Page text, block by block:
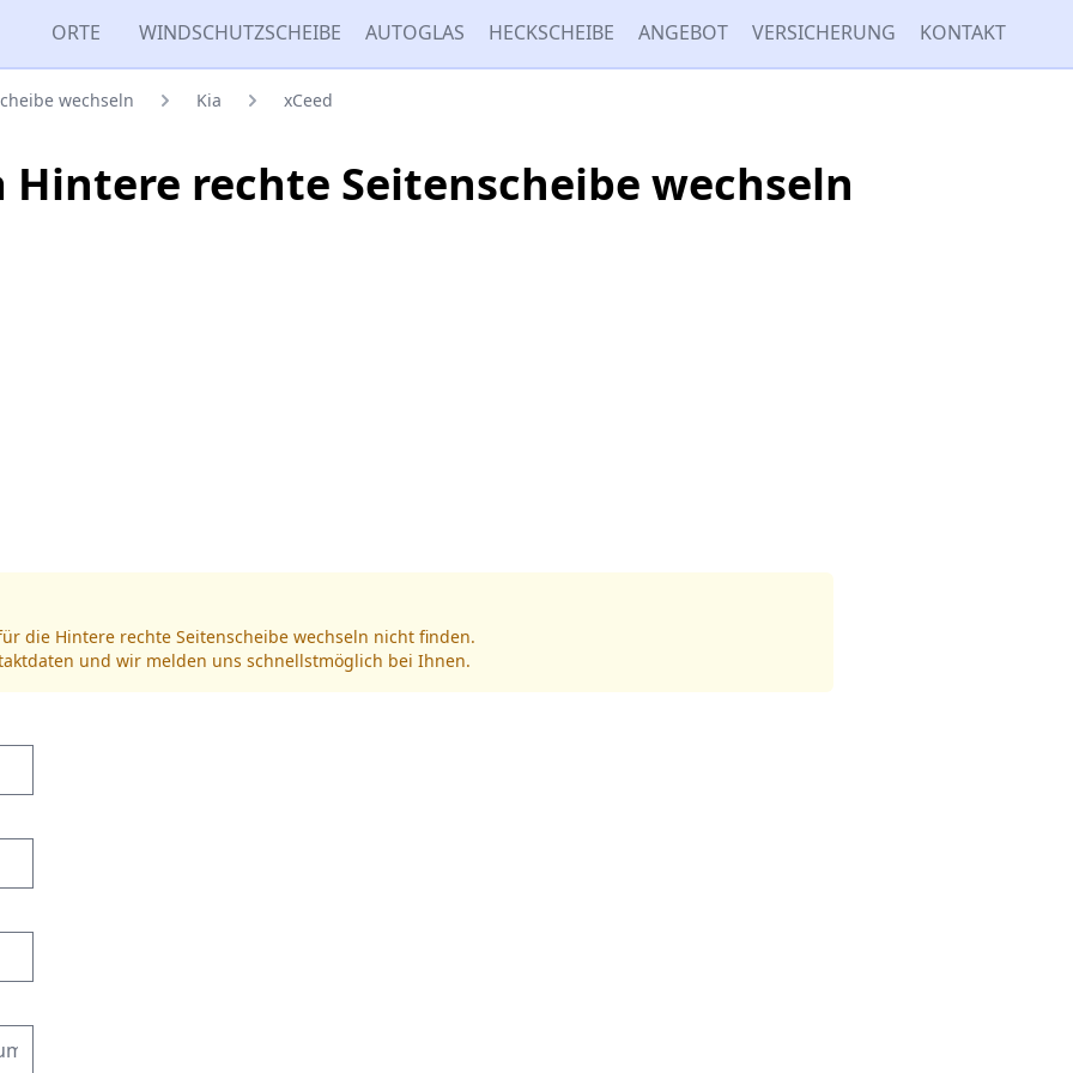
ORTE WINDSCHUTZSCHEIBE AUTOGLAS HECKSCHEIBE ANGEBOT VERSICHERUNG KONTAKT
wechseln Kia xCeed
Hintere rechte Seitenscheibe wechseln
die Hintere rechte Seitenscheibe wechseln nicht finden.
und wir melden uns schnellstmöglich bei Ihnen.